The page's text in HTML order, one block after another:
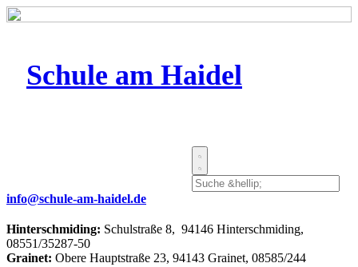
Schule am Haidel
info@schule-am-haidel.de
Hinterschmiding: Schulstraße 8, 94146 Hinterschmiding,
08551/35287-50
Grainet: Obere Hauptstraße 23, 94143 Grainet, 08585/244